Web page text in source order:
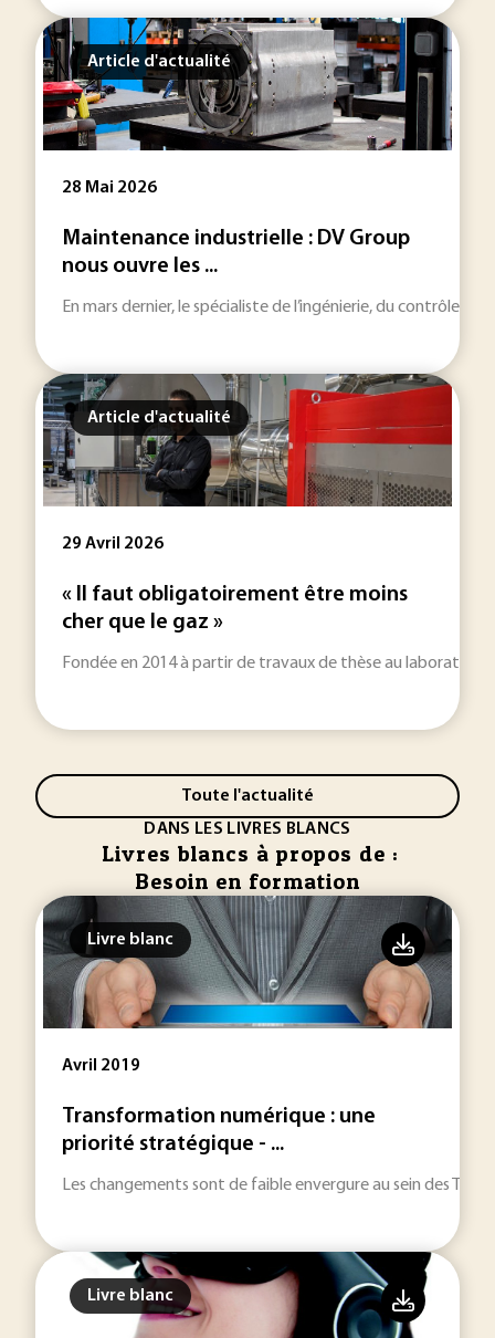
Article d'actualité
28 Mai 2026
Maintenance industrielle : DV Group
nous ouvre les ...
En mars dernier, le spécialiste de l’ingénierie, du contrôle et
Article d'actualité
29 Avril 2026
« Il faut obligatoirement être moins
cher que le gaz »
Fondée en 2014 à partir de travaux de thèse au laboratoire
Toute l'actualité
DANS LES LIVRES BLANCS
Livres blancs à propos de :
Besoin en formation
Livre blanc
Avril 2019
Transformation numérique : une
priorité stratégique - ...
Les changements sont de faible envergure au sein des
Livre blanc